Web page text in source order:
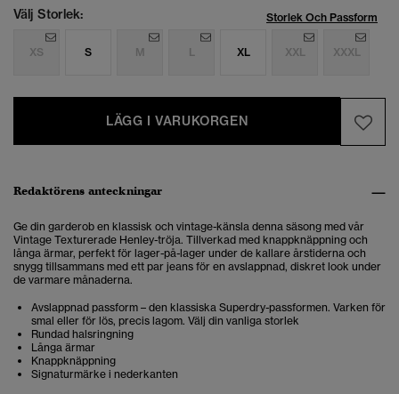
Välj Storlek: Storlek Och Passform
XS S M L XL XXL XXXL
LÄGG I VARUKORGEN
Redaktörens anteckningar
Ge din garderob en klassisk och vintage-känsla denna säsong med vår
Vintage Texturerade Henley-tröja. Tillverkad med knappknäppning och
långa ärmar, perfekt för lager-på-lager under de kallare årstiderna och
snygg tillsammans med ett par jeans för en avslappnad, diskret look under
de varmare månaderna.
Avslappnad passform – den klassiska Superdry-passformen. Varken för
smal eller för lös, precis lagom. Välj din vanliga storlek
Rundad halsringning
Långa ärmar
Knappknäppning
Signaturmärke i nederkanten